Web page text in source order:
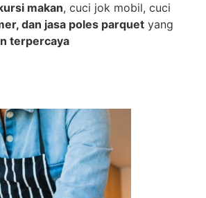
makan, cuci jok mobil, cuci
dan jasa poles parquet yang
terpercaya